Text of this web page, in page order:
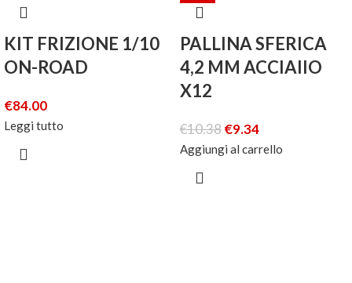
KIT FRIZIONE 1/10
ON-ROAD
€84.00
Leggi tutto
PALLINA SFERICA
4,2 MM ACCIAIIO
X12
€10.38€9.34
Aggiungi al carrello